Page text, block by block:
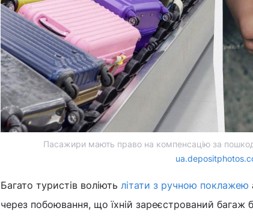
Пасажири мають право на компенсацію за
Багато туристів воліють літати з ручною поклажею
через побоювання, що їхній зареєстрований